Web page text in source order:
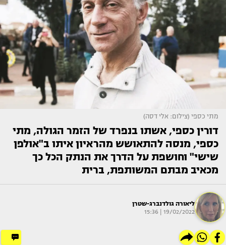
מתי כספי (צילום: אלי דסה)
דורין כספי, אשתו בנפרד של הזמר הגולה, מתי
כספי, מנסה להתאושש מהראיון איתו ב"אולפן
שישי" וחושפת על הדרך את הנתק הכל כך
מכאיב מבתם המשותפת, ברית
ליאורה גולדנברג-שטרן
19/02/2022 | 15:36